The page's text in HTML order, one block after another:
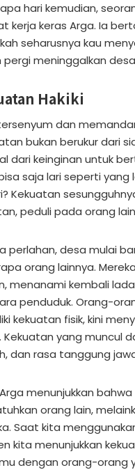
hari kemudian,
kerja keras Arga. Ia
seharusnya kau
pergi meninggalkan desa
Hakiki
dan
bukan berukur dari
dari keinginan untuk
saja lari seperti
Kekuatan
peduli pada orang
perlahan, desa mulai
orang lainnya.
menanami kembali
penduduk. Orang-
kekuatan fisik, kini
Kekuatan yang muncul
dan rasa tanggung
menunjukkan
orang lain,
Saat kita
kita menunjukkan
dengan orang-orang